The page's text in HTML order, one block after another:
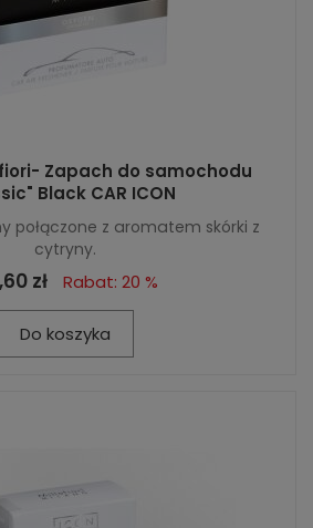
Zapach do samochodu
Black CAR ICON
połączone z aromatem skórki z
cytryny.
zł Rabat: 20 %
Do koszyka